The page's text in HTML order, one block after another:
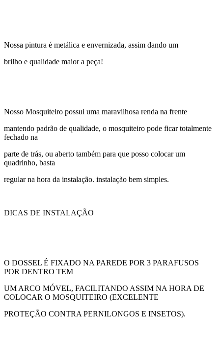
Nossa pintura é metálica e envernizada, assim dando um
brilho e qualidade maior a peça!
Nosso Mosquiteiro possui uma maravilhosa renda na frente
mantendo padrão de qualidade, o mosquiteiro pode ficar totalmente
fechado na
parte de trás, ou aberto também para que posso colocar um
quadrinho, basta
regular na hora da instalação. instalação bem simples.
DICAS DE INSTALAÇÃO
O DOSSEL É FIXADO NA PAREDE POR 3 PARAFUSOS
POR DENTRO TEM
UM ARCO MÓVEL, FACILITANDO ASSIM NA HORA DE
COLOCAR O MOSQUITEIRO (EXCELENTE
PROTEÇÃO CONTRA PERNILONGOS E INSETOS).